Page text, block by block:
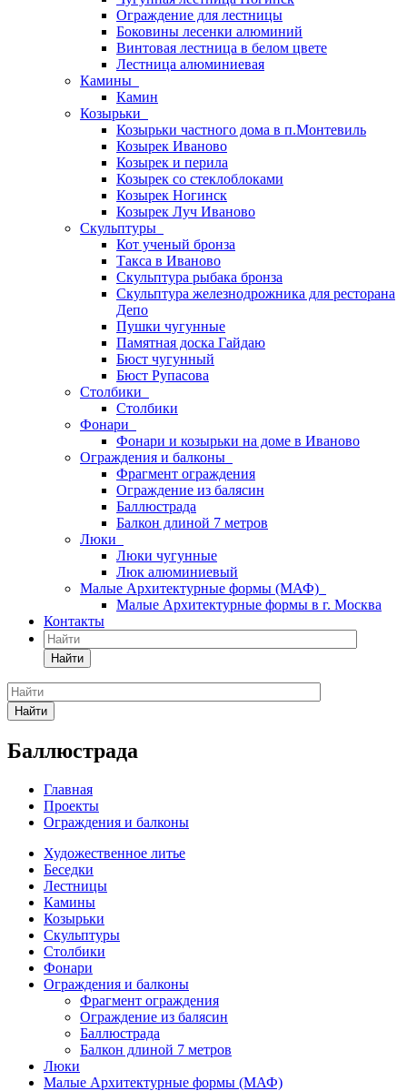
Ограждение для лестницы
Боковины лесенки алюминий
Винтовая лестница в белом цвете
Лестница алюминиевая
Камины
Камин
Козырьки
Козырьки частного дома в п.Монтевиль
Козырек Иваново
Козырек и перила
Козырек со стеклоблоками
Козырек Ногинск
Козырек Луч Иваново
Скульптуры
Кот ученый бронза
Такса в Иваново
Скульптура рыбака бронза
Скульптура железнодрожника для ресторана
Депо
Пушки чугунные
Памятная доска Гайдаю
Бюст чугунный
Бюст Рупасова
Столбики
Столбики
Фонари
Фонари и козырьки на доме в Иваново
Ограждения и балконы
Фрагмент ограждения
Ограждение из балясин
Баллюстрада
Балкон длиной 7 метров
Люки
Люки чугунные
Люк алюминиевый
Малые Архитектурные формы (МАФ)
Малые Архитектурные формы в г. Москва
Контакты
Найти
Найти
Баллюстрада
Главная
Проекты
Ограждения и балконы
Художественное литье
Беседки
Лестницы
Камины
Козырьки
Скульптуры
Столбики
Фонари
Ограждения и балконы
Фрагмент ограждения
Ограждение из балясин
Баллюстрада
Балкон длиной 7 метров
Люки
Малые Архитектурные формы (МАФ)